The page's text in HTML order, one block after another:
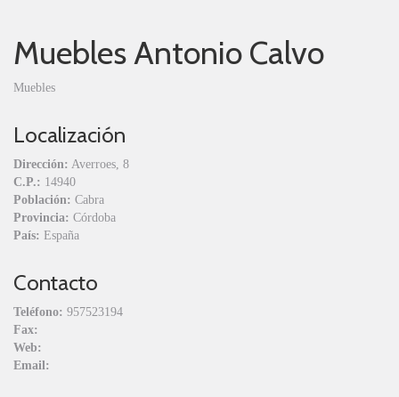
Muebles Antonio Calvo
Muebles
Localización
Dirección: Averroes, 8
C.P.: 14940
Población: Cabra
Provincia: Córdoba
País: España
Contacto
Teléfono: 957523194
Fax:
Web:
Email: